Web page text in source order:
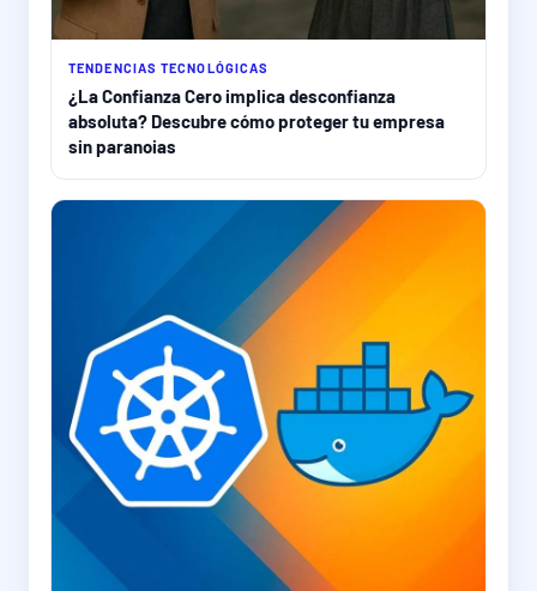
TENDENCIAS TECNOLÓGICAS
¿La Confianza Cero implica desconfianza
absoluta? Descubre cómo proteger tu empresa
sin paranoias